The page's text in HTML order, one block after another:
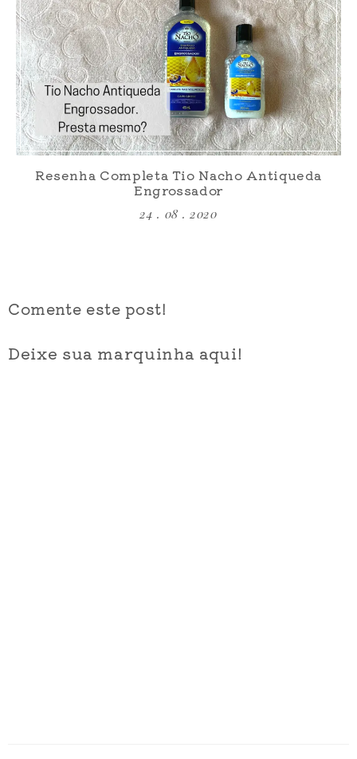
Resenha Completa Tio Nacho Antiqueda
Engrossador
24 . 08 . 2020
Comente este post!
Deixe sua marquinha aqui!